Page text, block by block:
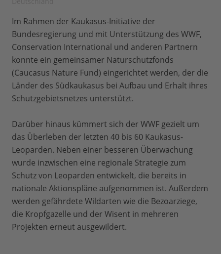
Im Rahmen der Kaukasus-Initiative der
Bundesregierung und mit Unterstützung des WWF,
Conservation International und anderen Partnern
konnte ein gemeinsamer Naturschutzfonds
(Caucasus Nature Fund) eingerichtet werden, der die
Länder des Südkaukasus bei Aufbau und Erhalt ihres
Schutzgebietsnetzes unterstützt.
Darüber hinaus kümmert sich der WWF gezielt um
das Überleben der letzten 40 bis 60 Kaukasus-
Leoparden. Neben einer besseren Überwachung
wurde inzwischen eine regionale Strategie zum
Schutz von Leoparden entwickelt, die bereits in
nationale Aktionspläne aufgenommen ist. Außerdem
werden gefährdete Wildarten wie die Bezoarziege,
die Kropfgazelle und der Wisent in mehreren
Projekten erneut ausgewildert.